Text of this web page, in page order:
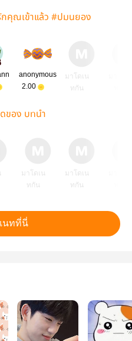
กคุณเข้าแล้ว #ปมนยอง
anonymous
2.00
มาโดเน
ทกัน
ของ บทนำ
มาโดเน
ทกัน
มาโดเน
ทกัน
นทที่นี่